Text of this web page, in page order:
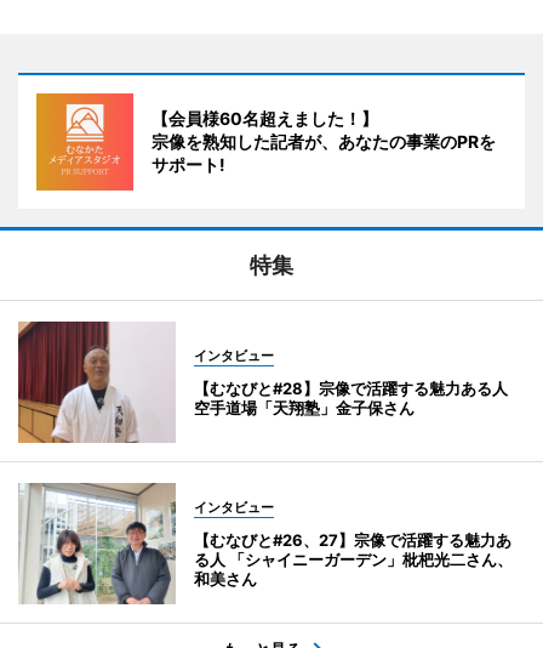
【会員様60名超えました！】
宗像を熟知した記者が、あなたの事業のPRを
サポート!
特集
インタビュー
【むなびと#28】宗像で活躍する魅力ある人
空手道場「天翔塾」金子保さん
インタビュー
【むなびと#26、27】宗像で活躍する魅力あ
る人 「シャイニーガーデン」枇杷光二さん、
和美さん